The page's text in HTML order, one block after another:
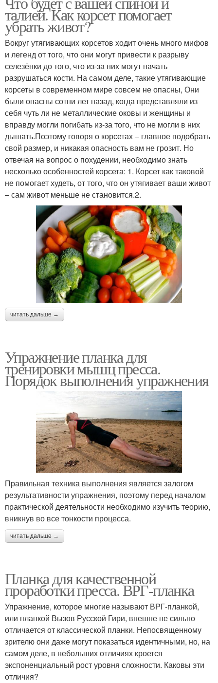
талией. Как корсет помогает
убрать живот?
Вокруг утягивающих корсетов ходит очень много мифов
и легенд от того, что они могут привести к разрыву
селезёнки до того, что из-за них могут начать
разрушаться кости. На самом деле, такие утягивающие
корсеты в современном мире совсем не опасны, Они
были опасны сотни лет назад, когда представляли из
себя чуть ли не металлические оковы и женщины и
вправду могли погибать из-за того, что не могли в них
дышать.Поэтому говоря о корсетах – главное подобрать
свой размер, и никакая опасность вам не грозит. Но
отвечая на вопрос о похудении, необходимо знать
несколько особенностей корсета: 1. Корсет как таковой
не помогает худеть, от того, что он утягивает ваши живот
– сам живот меньше не становится.2.
читать дальше →
Упражнение планка для
тренировки мышц пресса.
Порядок выполнения упражнения
Правильная техника выполнения является залогом
результативности упражнения, поэтому перед началом
практической деятельности необходимо изучить теорию,
вникнув во все тонкости процесса.
читать дальше →
Планка для качественной
проработки пресса. ВРГ-планка
Упражнение, которое многие называют ВРГ-планкой,
или планкой Вызов Русской Гири, внешне не сильно
отличается от классической планки. Непосвященному
зрителю они даже могут показаться идентичными, но, на
самом деле, в небольших отличиях кроется
экспоненциальный рост уровня сложности. Каковы эти
отличия?